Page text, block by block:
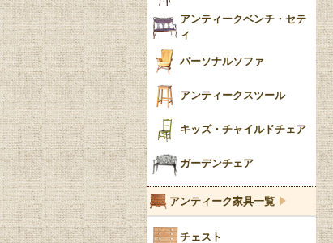
ー
ミラー
花瓶おしゃれ
陶器の人形
キャンドルホルダー
トライポッド
バラスター
陶磁器の模様一覧
イマリ（IMARI）
ブルー＆ホワイト
ブルーウィローパターン
Blue）
アンティークベンチ・セテ
ィ
パーソナルソファ
アンティークスツール
キッズ・チャイルドチェア
ガーデンチェア
アンティーク家具一覧
チェスト